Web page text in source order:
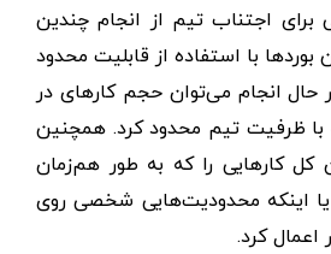
برای اجتناب تیم از انجام چندین
با استفاده از قابلیت محدود
حال انجام می‌توان حجم کارهای در
با ظرفیت تیم محدود کرد. همچنین
کل کارهایی را که به طور هم‌زمان
یا اینکه محدودیت‌هایی شخصی روی
کرد.